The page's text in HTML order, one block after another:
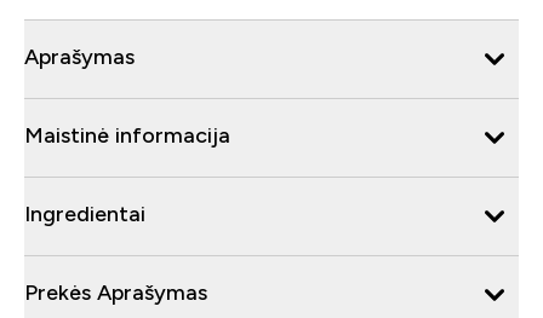
Aprašymas
Maistinė informacija
Ingredientai
Prekės Aprašymas